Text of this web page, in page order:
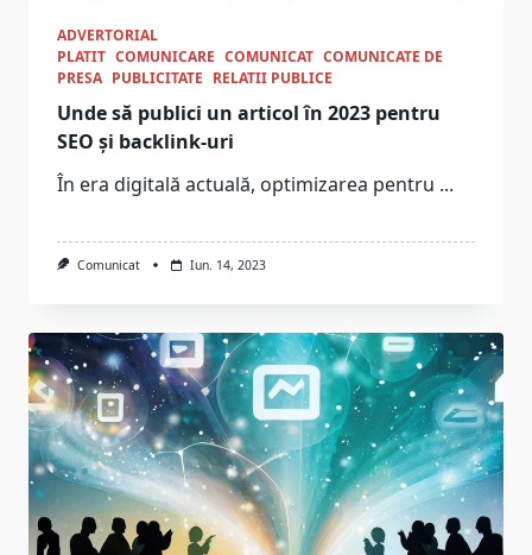
ADVERTORIAL
PLATIT COMUNICARE COMUNICAT COMUNICATE DE
PRESA PUBLICITATE RELATII PUBLICE
Unde să publici un articol în 2023 pentru
SEO și backlink-uri
În era digitală actuală, optimizarea pentru ...
Comunicat Iun. 14, 2023